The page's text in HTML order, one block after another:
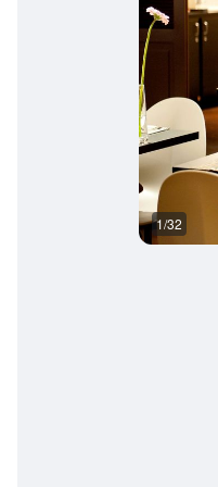
1/32